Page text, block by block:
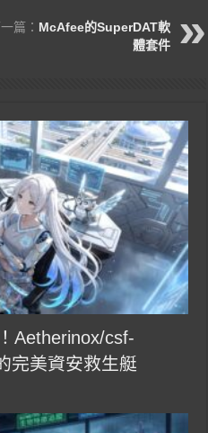
篇： McAfee的SuperDAT軟
體套件
Aetherinox/csf-
完美資安救生艇